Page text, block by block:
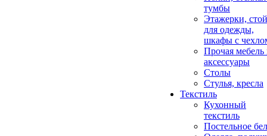
тумбы
Этажерки,
для одежды,
шкафы с
Прочая мебель
аксессуары
Столы
Стулья, кресла
Текстиль
Кухонный
текстиль
Постельное